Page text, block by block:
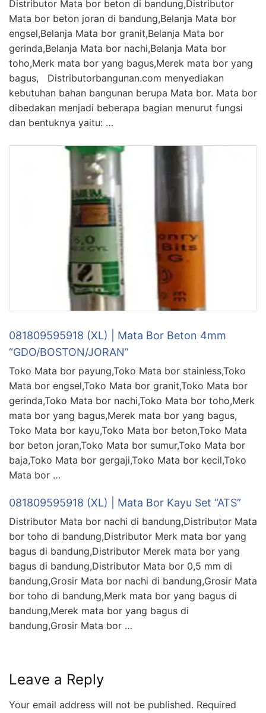
Distributor Mata bor beton di bandung,Distributor
Mata bor beton joran di bandung,Belanja Mata bor
engsel,Belanja Mata bor granit,Belanja Mata bor
gerinda,Belanja Mata bor nachi,Belanja Mata bor
toho,Merk mata bor yang bagus,Merek mata bor yang
bagus, Distributorbangunan.com menyediakan
kebutuhan bahan bangunan berupa Mata bor. Mata bor
dibedakan menjadi beberapa bagian menurut fungsi
dan bentuknya yaitu: …
081809595918 (XL) | Mata Bor Beton 4mm
“GDO/BOSTON/JORAN”
Toko Mata bor payung,Toko Mata bor stainless,Toko
Mata bor engsel,Toko Mata bor granit,Toko Mata bor
gerinda,Toko Mata bor nachi,Toko Mata bor toho,Merk
mata bor yang bagus,Merek mata bor yang bagus,
Toko Mata bor kayu,Toko Mata bor beton,Toko Mata
bor beton joran,Toko Mata bor sumur,Toko Mata bor
baja,Toko Mata bor gergaji,Toko Mata bor kecil,Toko
Mata bor …
081809595918 (XL) | Mata Bor Kayu Set “ATS”
Distributor Mata bor nachi di bandung,Distributor Mata
bor toho di bandung,Distributor Merk mata bor yang
bagus di bandung,Distributor Merek mata bor yang
bagus di bandung,Distributor Mata bor 0,5 mm di
bandung,Grosir Mata bor nachi di bandung,Grosir Mata
bor toho di bandung,Merk mata bor yang bagus di
bandung,Merek mata bor yang bagus di
bandung,Grosir Mata bor …
Leave a Reply
Your email address will not be published. Required